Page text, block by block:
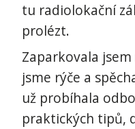
tu radiolokační
prolézt.
Zaparkovala
jsme rýče a
už probíhala
praktických tipů,